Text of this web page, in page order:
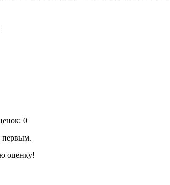
0
первым.
оценку!